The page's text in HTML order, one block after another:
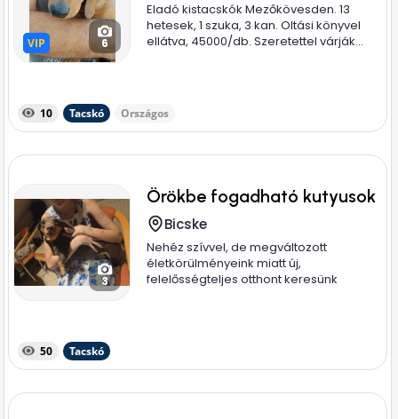
VIP
VIP 6
Eladó kistacskók Mezőkövesden. 13
hetesek, 1 szuka, 3 kan. Oltási könyvel
ellátva, 45000/db. Szeretettel várják...
10 Tacskó Országos
3
Örökbe fogadható kutyusok
Bicske
Nehéz szívvel, de megváltozott
életkörülményeink miatt új,
felelősségteljes otthont keresünk
50 Tacskó